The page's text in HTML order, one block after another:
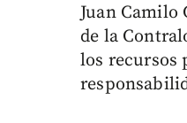
Juan Camilo
de la
los recursos